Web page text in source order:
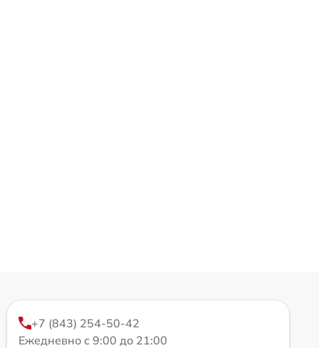
+7 (843) 254-50-42
Ежедневно с 9:00 до 21:00